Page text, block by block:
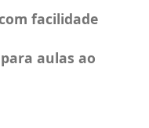
facilidade
aulas ao